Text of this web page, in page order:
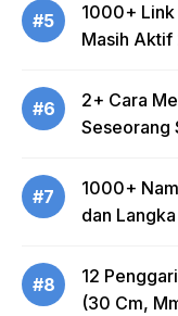
#5
1000+ Link
Masih
#6
2+ Cara
Seseorang
#7
1000+
dan Langka
#8
12
(30 Cm,